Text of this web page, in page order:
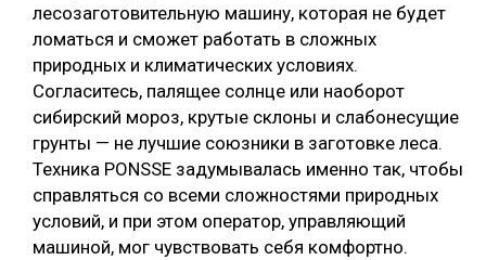
лесозаготовительную машину, которая не будет
ломаться и сможет работать в сложных
природных и климатических условиях.
Согласитесь, палящее солнце или наоборот
сибирский мороз, крутые склоны и слабонесущие
грунты — не лучшие союзники в заготовке леса.
Техника PONSSE задумывалась именно так, чтобы
справляться со всеми сложностями природных
условий, и при этом оператор, управляющий
машиной, мог чувствовать себя комфортно.